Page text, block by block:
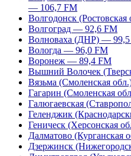
— 106,7 FM
Волгодонск
Волгоград — 92,6 FM
Волноваха (ДНР) —
Вологда — 96,0 FM
Воронеж — 89,4 FM
Вышний Волочек
Вязьма (Смоленская
Гагарин (Смоленская
Галюгаевская
Геленджик
Геническ (Херсонская
Далматово (Курганская
Дзержинск